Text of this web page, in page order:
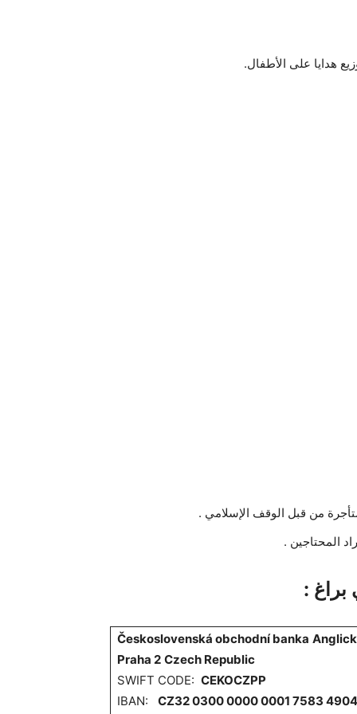
هدايا على الأطفال.
من قبل الوقف الإسلامي .
المحتاجين .
براغ :
Československá obchodní banka
Praha 2 Czech Republic
SWIFT CODE: CEKOCZPP
IBAN: CZ32 0300 0000 0001 7583 4904